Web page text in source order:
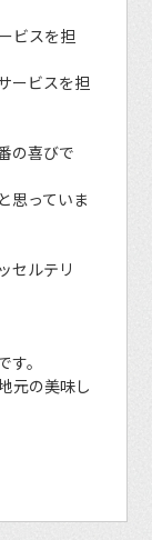
ビスを担
ービスを担
の喜びで
思っていま
セルテリ
。
元の美味し